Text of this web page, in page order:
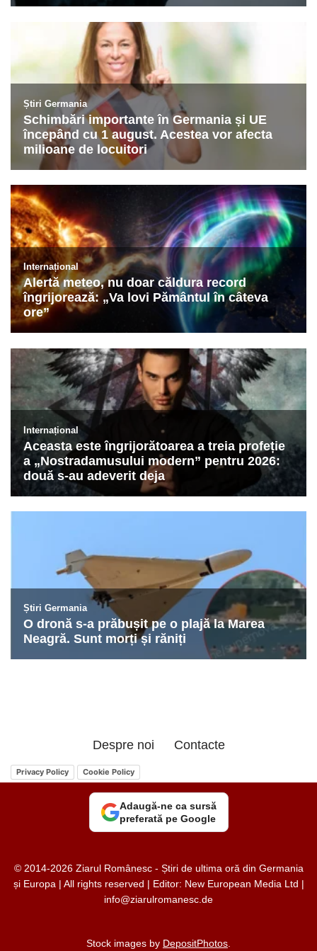
Despre noi Contacte
Privacy Policy Cookie Policy
Adaugă-ne ca sursă
preferată pe Google
© 2014-2026 Ziarul Românesc - Știri de ultima oră din Germania
și Europa | All rights reserved | Editor: New European Media Ltd |
info@ziarulromanesc.de
Stock images by DepositPhotos.